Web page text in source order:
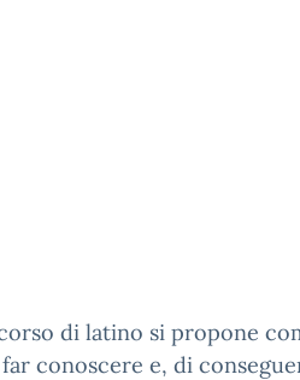
di latino si propone
conoscere e, di